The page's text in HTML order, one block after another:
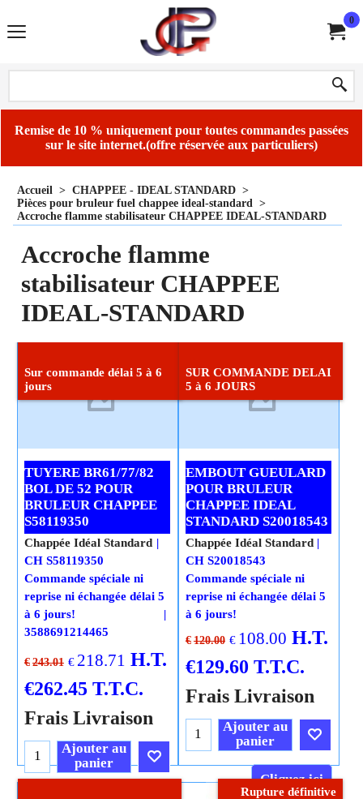
0
Remise de 10 % uniquement pour toutes commandes passées
sur le site internet.(offre réservée aux particuliers)
Accueil > CHAPPEE - IDEAL STANDARD >
Pièces pour bruleur fuel chappee ideal-standard >
Accroche flamme stabilisateur CHAPPEE IDEAL-STANDARD
Accroche flamme
stabilisateur CHAPPEE
IDEAL-STANDARD
Sur commande délai 5 à 6
jours
TUYERE BR61/77/82
BOL DE 52 POUR
BRULEUR CHAPPEE
S58119350
€ 243.01 € 218.71 H.T.
€262.45 T.T.C.
Frais Livraison
Chappée Idéal Standard
CH S58119350
Commande spéciale ni
reprise ni échangée délai 5
à 6 jours!
3588691214465
Ajouter au
panier
SUR COMMANDE DELAI
5 à 6 JOURS
EMBOUT GUEULARD
POUR BRULEUR
CHAPPEE IDEAL
STANDARD S20018543
€ 120.00 € 108.00 H.T.
€129.60 T.T.C.
Frais Livraison
Chappée Idéal Standard
CH S20018543
Commande spéciale ni
reprise ni échangée délai 5
à 6 jours!
Ajouter au
panier
Cliquez ici
Rupture définitive